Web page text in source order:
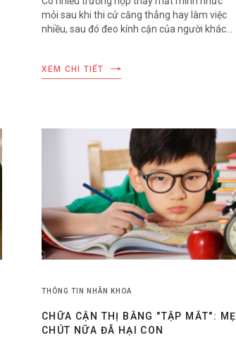
mỏi sau khi thi cử căng thẳng hay làm việc
nhiều, sau đó đeo kính cận của người khác
thể chỉ là cận thị giả.
XEM CHI TIẾT
THÔNG TIN NHÃN KHOA
CHỮA CẬN THỊ BẰNG "TẬP MẮT": MẸ
CHÚT NỮA ĐÃ HẠI CON